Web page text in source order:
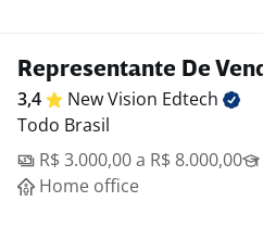
Representante De
3,4 New Vision Edtech
Todo Brasil
R$ 3.000,00 a R$ 8.000,00
Home office